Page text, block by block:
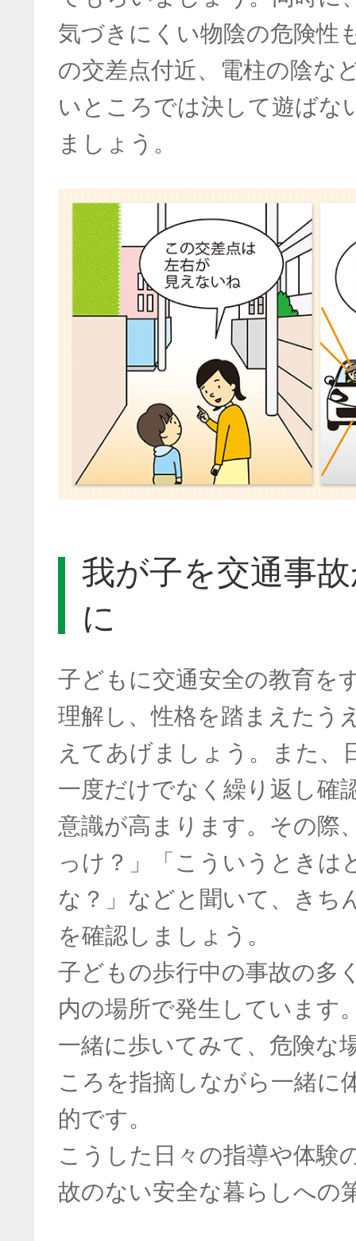
気づきにくい物陰の危険性
の交差点付近、電柱の陰な
いところでは決して遊ばな
ましょう。
我が子を交通事
に
子どもに交通安全の教育を
理解し、性格を踏まえたう
えてあげましょう。また、
一度だけでなく繰り返し確
意識が高まります。その際
っけ？」「こういうときは
な？」などと聞いて、きち
を確認しましょう。
子どもの歩行中の事故の多
内の場所で発生しています
一緒に歩いてみて、危険な
ころを指摘しながら一緒に
的です。
こうした日々の指導や体験
故のない安全な暮らしへの